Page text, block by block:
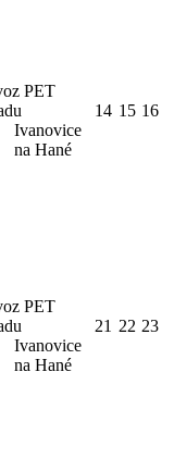
PET
Ivanovice
na Hané
14 15 16
PET
Ivanovice
na Hané
21 22 23